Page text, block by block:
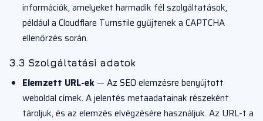
információk, amelyeket harmadik fél szolgáltatások,
például a Cloudflare Turnstile gyűjtenek a CAPTCHA
ellenőrzés során.
3.3 Szolgáltatási adatok
Elemzett URL-ek — Az SEO elemzésre benyújtott
weboldal címek. A jelentés metaadatainak részeként
tároljuk, és az elemzés elvégzésére használjuk. Az URL-t a